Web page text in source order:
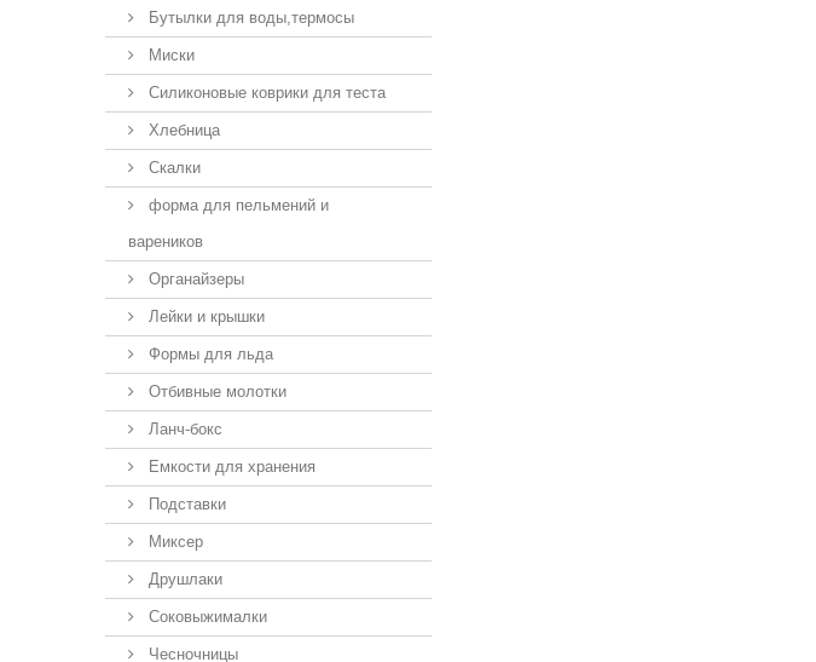
Бутылки для воды,термосы
Миски
Силиконовые коврики для теста
Хлебница
Скалки
форма для пельмений и
вареников
Органайзеры
Лейки и крышки
Формы для льда
Отбивные молотки
Ланч-бокс
Емкости для хранения
Подставки
Миксер
Друшлаки
Соковыжималки
Чесночницы